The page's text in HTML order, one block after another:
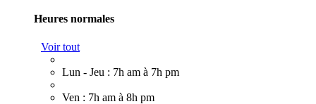
Heures normales
Voir tout
Lun - Jeu : 7h am à 7h pm
Ven : 7h am à 8h pm